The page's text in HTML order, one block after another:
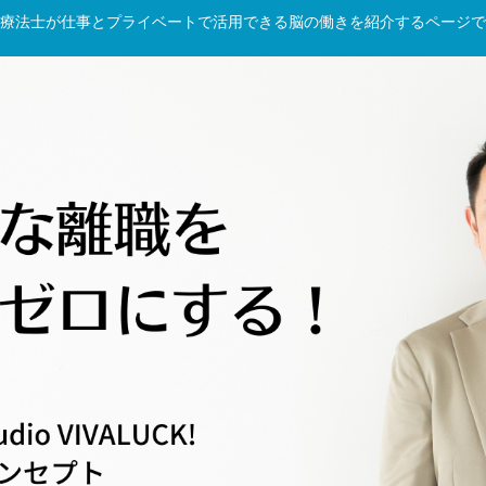
法士が仕事とプライベートで活用できる脳の働きを紹介するページ